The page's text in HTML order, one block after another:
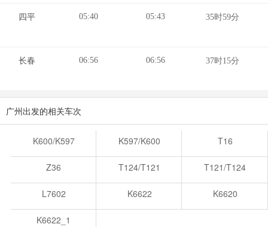
四平 05:40 05:43 35时59分
长春 06:56 06:56 37时15分
广州出发的相关车次
K600/K597 K597/K600 T16
Z36 T124/T121 T121/T124
L7602 K6622 K6620
K6622_1